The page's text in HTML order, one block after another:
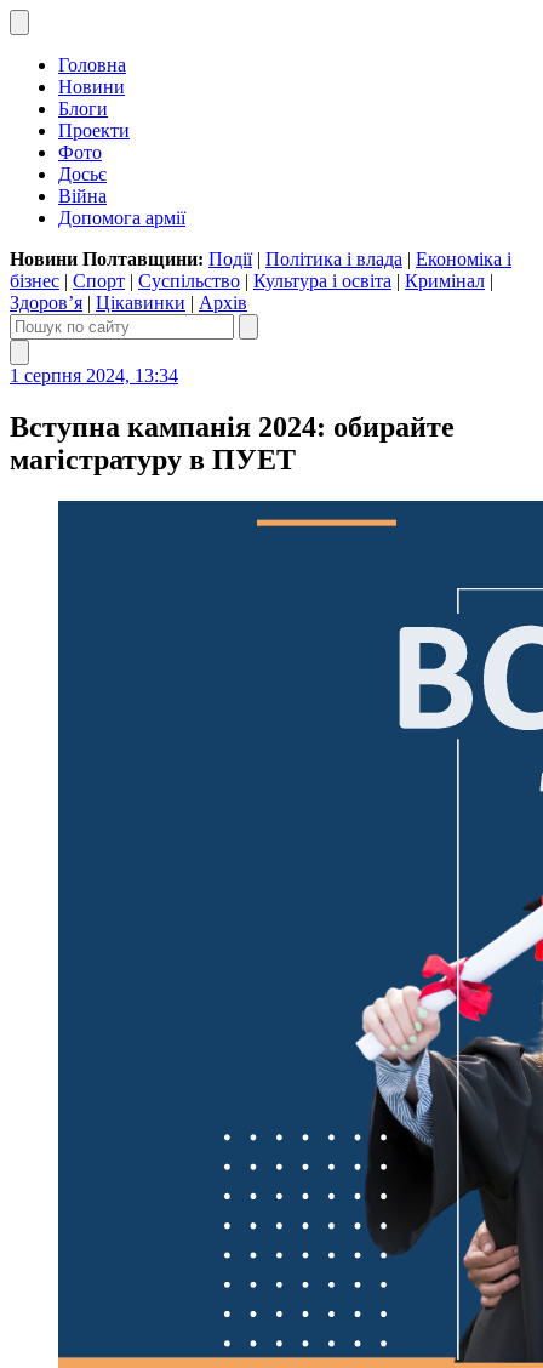
Головна
Новини
Блоги
Проекти
Фото
Досьє
Війна
Допомога армії
Новини Полтавщини: Події| Політика і влада | Економіка і
бізнес | Спорт | Суспільство | Культура і освіта | Кримінал |
Здоров’я | Цікавинки | Архів
1 серпня 2024, 13:34
Вступна кампанія 2024: обирайте
магістратуру в ПУЕТ